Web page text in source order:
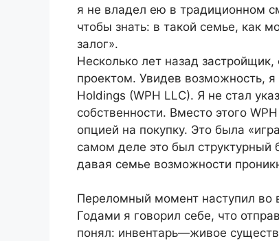
я не владел ею в традиционном
чтобы знать: в такой семье, как
залог».
Несколько лет назад
проектом. Увидев возможность,
Holdings (WPH LLC). Я не стал
собственности. Вместо этого
опцией на покупку. Это была
самом деле это был структурный
давая семье возможности
Переломный момент наступил во
Годами я говорил себе, что
понял: инвентарь—живое